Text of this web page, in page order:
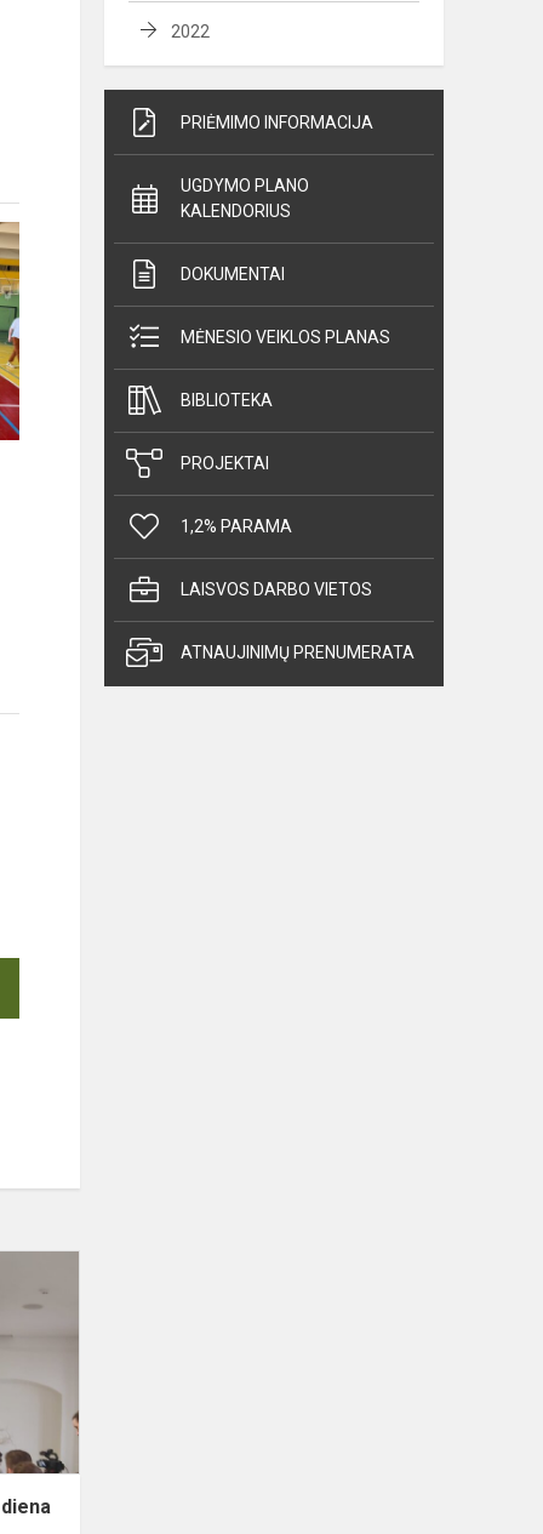
2022
PRIĖMIMO INFORMACIJA
UGDYMO PLANO
KALENDORIUS
DOKUMENTAI
MĖNESIO VEIKLOS PLANAS
BIBLIOTEKA
PROJEKTAI
1,2% PARAMA
LAISVOS DARBO VIETOS
ATNAUJINIMŲ PRENUMERATA